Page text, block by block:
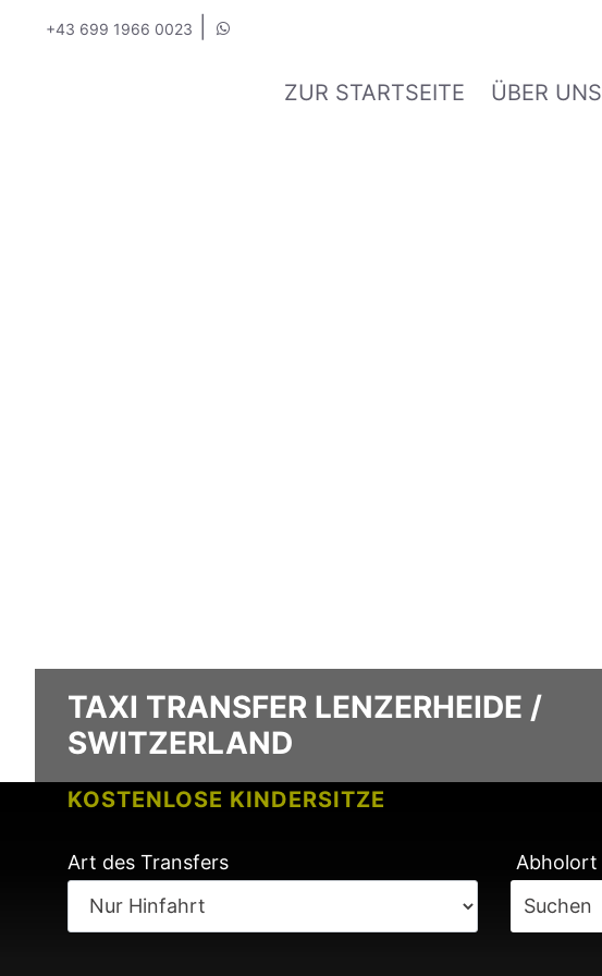
+43 699 1966 0023
ZUR STARTSEITE ÜBER UNS
KOSTENLOSE KINDERSITZE
KEINE GEBÜHREN BEI FLUGVERSPÄTUNG
TAXI TRANSFER LENZERHEIDE /
SWITZERLAND
Art des Transfers
Abholort
Suchen